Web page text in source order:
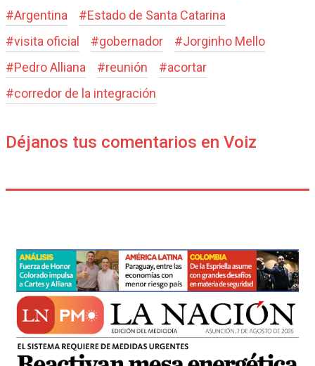
#Argentina #Estado de Santa Catarina
#visita oficial #gobernador #Jorginho Mello
#Pedro Alliana #reunión #acortar
#corredor de la integración
Déjanos tus comentarios en Voiz